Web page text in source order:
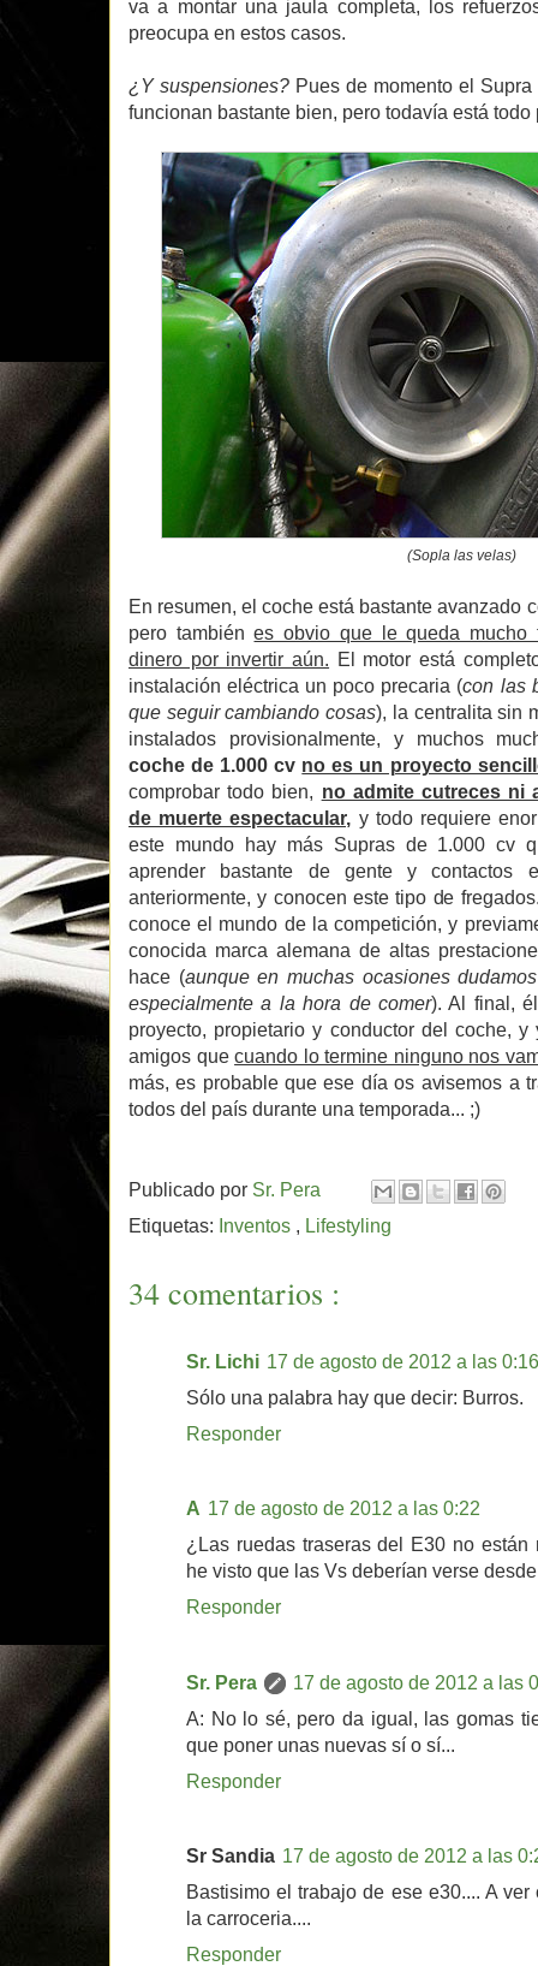
va a montar una jaula completa, los
preocupa en estos casos.
¿Y suspensiones? Pues de momento el
funcionan bastante bien, pero todavía está todo
(Sopla las velas)
En resumen, el coche está bastante avanzado
pero tambiénes obvio que le queda mucho
dinero por invertir aún. El motor está
instalación eléctrica un poco precaria (con las
que seguir cambiando cosas), la centralita sin
instalados provisionalmente, y muchos
coche de 1.000 cv no es un proyecto
comprobar todo bien, no admite cutreces ni
de muerte espectacular, y todo requiere
este mundo hay más Supras de 1.000 cv
aprender bastante de gente y
anteriormente, y conocen este tipo de
conoce el mundo de la competición, y
conocida marca alemana de altas
hace (aunque en muchas ocasiones
especialmente a la hora de comer). Al final,
proyecto, propietario y conductor del coche,
amigos quecuando lo termine ninguno nos
más, es probable que ese día os avisemos a
todos del país durante una temporada... ;)
Publicado por Sr. Pera
Etiquetas: Inventos , Lifestyling
34 comentarios :
Sr. Lichi 17 de agosto de 2012 a las 0:16
Sólo una palabra hay que decir: Burros.
Responder
A 17 de agosto de 2012 a las 0:22
¿Las ruedas traseras del E30 no están
he visto que las Vs deberían verse
Responder
Sr. Pera
17 de agosto de 2012 a las
A: No lo sé, pero da igual, las gomas
que poner unas nuevas sí o sí...
Responder
Sr Sandia 17 de agosto de 2012 a las
Bastisimo el trabajo de ese e30.... A
la carroceria....
Responder